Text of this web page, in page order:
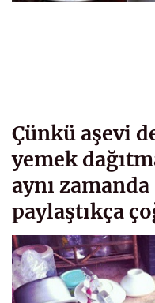
Çünkü aşevi
yemek
aynı
paylaştıkça